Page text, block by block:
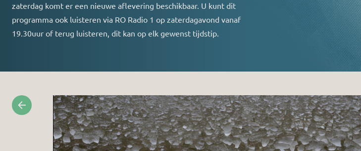
zaterdag komt er een nieuwe aflevering beschikbaar. U kunt dit
programma ook luisteren via RO Radio 1 op zaterdagavond vanaf
19.30uur of terug luisteren, dit kan op elk gewenst tijdstip.